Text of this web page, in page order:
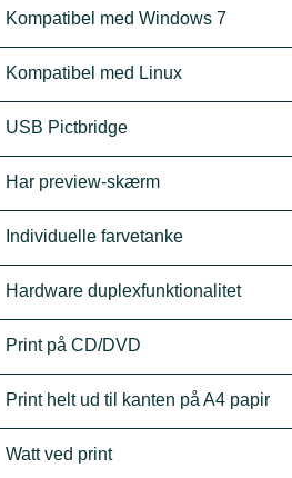
Kompatibel med Windows 7
Kompatibel med Linux
USB Pictbridge
Har preview-skærm
Individuelle farvetanke
Hardware duplexfunktionalitet
Print på CD/DVD
Print helt ud til kanten på A4 papir
Watt ved print